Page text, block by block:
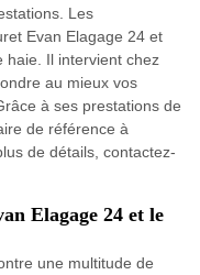
Les
Evan Elagage 24 et
haie. Il intervient chez
au mieux vos
à ses prestations de
de référence à
de détails, contactez-
Elagage 24 et le
une multitude de